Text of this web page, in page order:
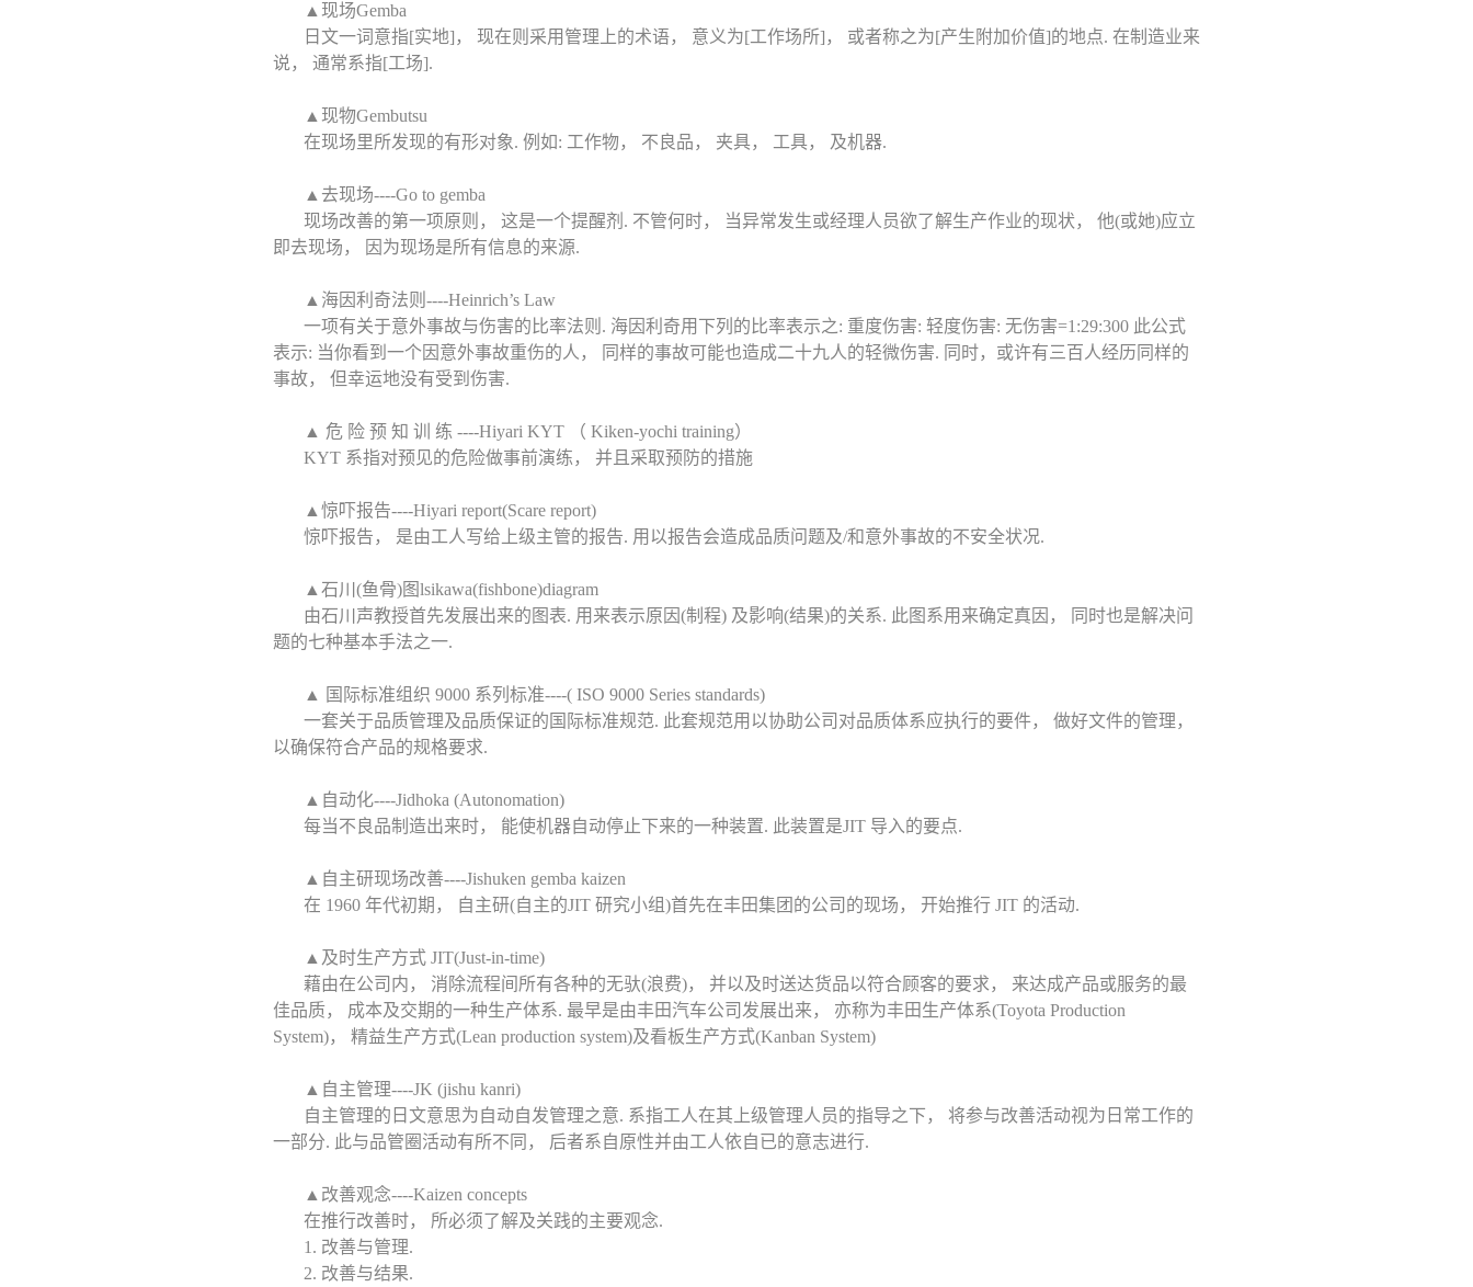
▲现场Gemba
日文一词意指[实地]， 现在则采用管理上的术语， 意义为[工作场所]， 或者称之为[产生附加价值]的地点. 在制造业来
说， 通常系指[工场].
▲现物Gembutsu
在现场里所发现的有形对象. 例如: 工作物， 不良品， 夹具， 工具， 及机器.
▲去现场----Go to gemba
现场改善的第一项原则， 这是一个提醒剂. 不管何时， 当异常发生或经理人员欲了解生产作业的现状， 他(或她)应立
即去现场， 因为现场是所有信息的来源.
▲海因利奇法则----Heinrich’s Law
一项有关于意外事故与伤害的比率法则. 海因利奇用下列的比率表示之: 重度伤害: 轻度伤害: 无伤害=1:29:300 此公式
表示: 当你看到一个因意外事故重伤的人， 同样的事故可能也造成二十九人的轻微伤害. 同时，或许有三百人经历同样的
事故， 但幸运地没有受到伤害.
▲ 危 险 预 知 训 练 ----Hiyari KYT （ Kiken-yochi training）
KYT 系指对预见的危险做事前演练， 并且采取预防的措施
▲惊吓报告----Hiyari report(Scare report)
惊吓报告， 是由工人写给上级主管的报告. 用以报告会造成品质问题及/和意外事故的不安全状况.
▲石川(鱼骨)图lsikawa(fishbone)diagram
由石川声教授首先发展出来的图表. 用来表示原因(制程) 及影响(结果)的关系. 此图系用来确定真因， 同时也是解决问
题的七种基本手法之一.
▲ 国际标准组织 9000 系列标准----( ISO 9000 Series standards)
一套关于品质管理及品质保证的国际标准规范. 此套规范用以协助公司对品质体系应执行的要件， 做好文件的管理，
以确保符合产品的规格要求.
▲自动化----Jidhoka (Autonomation)
每当不良品制造出来时， 能使机器自动停止下来的一种装置. 此装置是JIT 导入的要点.
▲自主研现场改善----Jishuken gemba kaizen
在 1960 年代初期， 自主研(自主的JIT 研究小组)首先在丰田集团的公司的现场， 开始推行 JIT 的活动.
▲及时生产方式 JIT(Just-in-time)
藉由在公司内， 消除流程间所有各种的无驮(浪费)， 并以及时送达货品以符合顾客的要求， 来达成产品或服务的最
佳品质， 成本及交期的一种生产体系. 最早是由丰田汽车公司发展出来， 亦称为丰田生产体系(Toyota Production
System)， 精益生产方式(Lean production system)及看板生产方式(Kanban System)
▲自主管理----JK (jishu kanri)
自主管理的日文意思为自动自发管理之意. 系指工人在其上级管理人员的指导之下， 将参与改善活动视为日常工作的
一部分. 此与品管圈活动有所不同， 后者系自原性并由工人依自已的意志进行.
▲改善观念----Kaizen concepts
在推行改善时， 所必须了解及关践的主要观念.
1. 改善与管理.
2. 改善与结果.